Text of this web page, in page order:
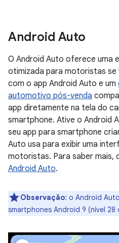
Android Auto
O Android Auto oferece uma
otimizada para motoristas
com o app Android Auto e um
automotivo pós-venda
app diretamente na tela do
smartphone. Ative o Android
seu app para smartphone
Auto usa para exibir uma
motoristas. Para saber mais,
Android Auto.
Observação: o Android
smartphones Android 9 (nível 28